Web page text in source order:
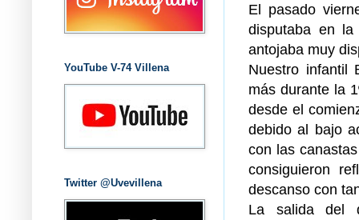
El pasado
disputaba en
antojaba muy
Nuestro infantil
más durante la
desde el
debido al bajo
con las
consiguieron
descanso con
La salida del
YouTube V-74 Villena
Twitter @Uvevillena